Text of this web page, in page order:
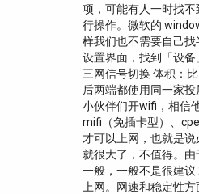
项，可能有人一时找
行操作。微软的
样我们也不需要自己
设置界面，找到「设
三网信号切换 体积：
后两端都使用同一家
小伙伴们开wifi，相信
mifi（免插卡型）、
才可以上网，也就是
就很大了，不值得。
一般，一般不是很建
上网。网速和稳定性